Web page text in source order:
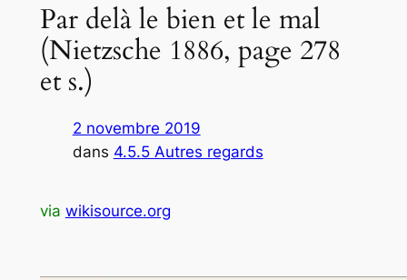
Par delà le bien et le mal
(Nietzsche 1886, page 278
et s.)
2 novembre 2019
dans 4.5.5 Autres regards
via wikisource.org